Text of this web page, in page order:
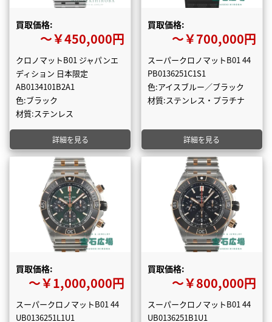
買取価格:
〜￥450,000円
クロノマットB01 ジャパンエ
ディション 日本限定
AB0134101B2A1
色:ブラック
材質:ステンレス
詳細を見る
買取価格:
〜￥700,000円
スーパークロノマットB01 44
PB0136251C1S1
色:アイスブルー／ブラック
材質:ステンレス・プラチナ
詳細を見る
買取価格:
〜￥1,000,000円
スーパークロノマットB01 44
UB0136251L1U1
買取価格:
〜￥800,000円
スーパークロノマットB01 44
UB0136251B1U1